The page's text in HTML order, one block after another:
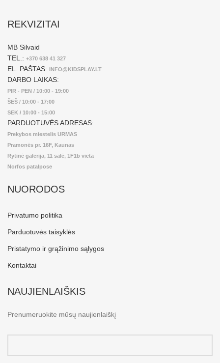
REKVIZITAI
MB Silvaid
TEL.: +370 638 41 327
EL. PAŠTAS: INFO@KIDSPLAY.LT
DARBO LAIKAS:
PIR - PEN / 10:00 - 19:00
ŠEŠ / 10:00 - 17:00
SEK / 10:00 - 15:00
PARDUOTUVĖS ADRESAS:
Prekybos miestelis URMAS
Pramonės pr. 16F, Kaunas
Rytinė galerija, 11 salė, 1F1b vieta
Norfos patalpose
NUORODOS
Privatumo politika
Parduotuvės taisyklės
Pristatymo ir grąžinimo sąlygos
Kontaktai
NAUJIENLAIŠKIS
Prenumeruokite mūsų naujienlaiškį